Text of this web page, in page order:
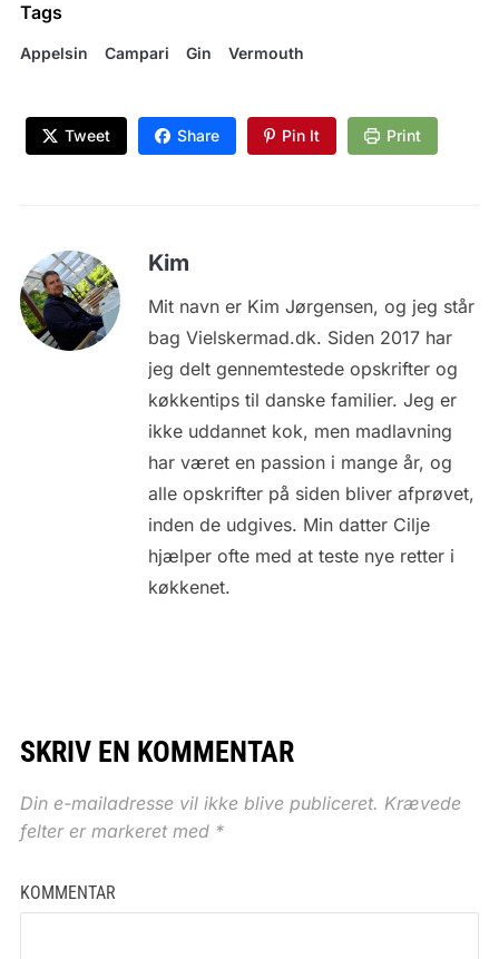
Tags
Appelsin Campari Gin Vermouth
Tweet Share Pin It Print
Kim
Mit navn er Kim Jørgensen, og jeg står
bag Vielskermad.dk. Siden 2017 har
jeg delt gennemtestede opskrifter og
køkkentips til danske familier. Jeg er
ikke uddannet kok, men madlavning
har været en passion i mange år, og
alle opskrifter på siden bliver afprøvet,
inden de udgives. Min datter Cilje
hjælper ofte med at teste nye retter i
køkkenet.
SKRIV EN KOMMENTAR
Din e-mailadresse vil ikke blive publiceret. Krævede
felter er markeret med *
KOMMENTAR